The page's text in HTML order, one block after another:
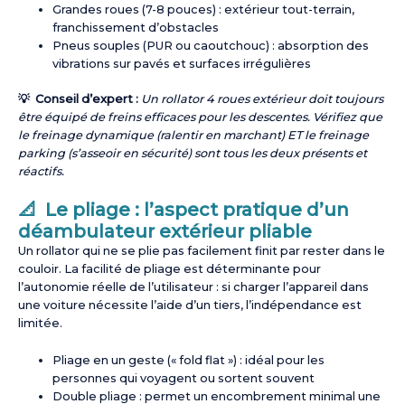
Grandes roues (7-8 pouces) : extérieur tout-terrain,
franchissement d’obstacles
Pneus souples (PUR ou caoutchouc) : absorption des
vibrations sur pavés et surfaces irrégulières
💡 Conseil d’expert : Un rollator 4 roues extérieur doit toujours
être équipé de freins efficaces pour les descentes. Vérifiez que
le freinage dynamique (ralentir en marchant) ET le freinage
parking (s’asseoir en sécurité) sont tous les deux présents et
réactifs.
📐 Le pliage : l’aspect pratique d’un
déambulateur extérieur pliable
Un rollator qui ne se plie pas facilement finit par rester dans le
couloir. La facilité de pliage est déterminante pour
l’autonomie réelle de l’utilisateur : si charger l’appareil dans
une voiture nécessite l’aide d’un tiers, l’indépendance est
limitée.
Pliage en un geste (« fold flat ») : idéal pour les
personnes qui voyagent ou sortent souvent
Double pliage : permet un encombrement minimal une